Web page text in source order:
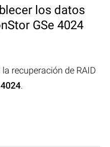
los datos
GSe 4024
recuperación de RAID
.